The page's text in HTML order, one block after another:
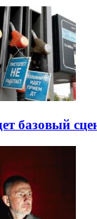
базовый